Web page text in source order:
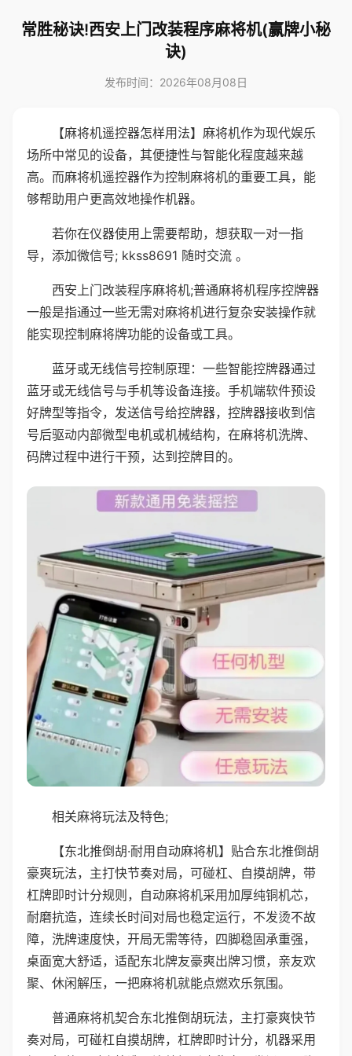
常胜秘诀!西安上门改装程序麻将机(赢牌小秘
诀)
发布时间：2026年08月08日
【麻将机遥控器怎样用法】麻将机作为现代娱乐
场所中常见的设备，其便捷性与智能化程度越来越
高。而麻将机遥控器作为控制麻将机的重要工具，能
够帮助用户更高效地操作机器。
若你在仪器使用上需要帮助，想获取一对一指
导，添加微信号; kkss8691 随时交流 。
西安上门改装程序麻将机;普通麻将机程序控牌器
一般是指通过一些无需对麻将机进行复杂安装操作就
能实现控制麻将牌功能的设备或工具。
蓝牙或无线信号控制原理：一些智能控牌器通过
蓝牙或无线信号与手机等设备连接。手机端软件预设
好牌型等指令，发送信号给控牌器，控牌器接收到信
号后驱动内部微型电机或机械结构，在麻将机洗牌、
码牌过程中进行干预，达到控牌目的。
相关麻将玩法及特色;
【东北推倒胡·耐用自动麻将机】贴合东北推倒胡
豪爽玩法，主打快节奏对局，可碰杠、自摸胡牌，带
杠牌即时计分规则，自动麻将机采用加厚纯铜机芯，
耐磨抗造，连续长时间对局也稳定运行，不发烫不故
障，洗牌速度快，开局无需等待，四脚稳固承重强，
桌面宽大舒适，适配东北牌友豪爽出牌习惯，亲友欢
聚、休闲解压，一把麻将机就能点燃欢乐氛围。
普通麻将机契合东北推倒胡玩法，主打豪爽快节
奏对局，可碰杠自摸胡牌，杠牌即时计分，机器采用